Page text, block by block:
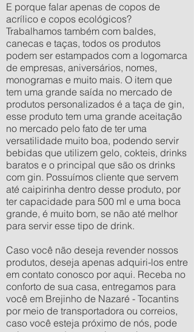
E porque falar apenas de copos de
acrílico e copos ecológicos?
Trabalhamos também com baldes,
canecas e taças, todos os produtos
podem ser estampados com a logomarca
de empresas, aniversários, nomes,
monogramas e muito mais. O item que
tem uma grande saída no mercado de
produtos personalizados é a taça de gin,
esse produto tem uma grande aceitação
no mercado pelo fato de ter uma
versatilidade muito boa, podendo servir
bebidas que utilizem gelo, cokteis, drinks
baratos e o principal que são os drinks
com gin. Possuímos cliente que servem
até caipirinha dentro desse produto, por
ter capacidade para 500 ml e uma boca
grande, é muito bom, se não até melhor
para servir esse tipo de drink.
Caso você não deseja revender nossos
produtos, deseja apenas adquiri-los entre
em contato conosco por aqui. Receba no
conforto de sua casa, entregamos para
você em Brejinho de Nazaré - Tocantins
por meio de transportadora ou correios,
caso você esteja próximo de nós, pode